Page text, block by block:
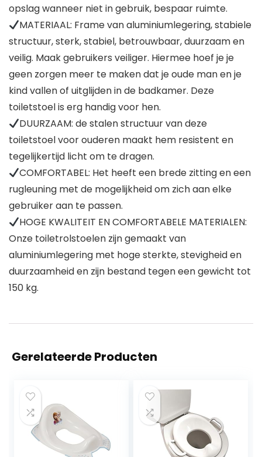
opslag wanneer niet in gebruik, bespaar ruimte.
MATERIAAL: Frame van aluminiumlegering, stabiele
structuur, sterk, stabiel, betrouwbaar, duurzaam en
veilig. Maak gebruikers veiliger. Hiermee hoef je je
geen zorgen meer te maken dat je oude man en je
kind vallen of uitglijden in de badkamer. Deze
toiletstoel is erg handig voor hen.
DUURZAAM: de stalen structuur van deze
toiletstoel voor ouderen maakt hem resistent en
tegelijkertijd licht om te dragen.
COMFORTABEL: Het heeft een brede zitting en een
rugleuning met de mogelijkheid om zich aan elke
gebruiker aan te passen.
HOGE KWALITEIT EN COMFORTABELE MATERIALEN:
Onze toiletrolstoelen zijn gemaakt van
aluminiumlegering met hoge sterkte, stevigheid en
duurzaamheid en zijn bestand tegen een gewicht tot
150 kg.
Gerelateerde Producten